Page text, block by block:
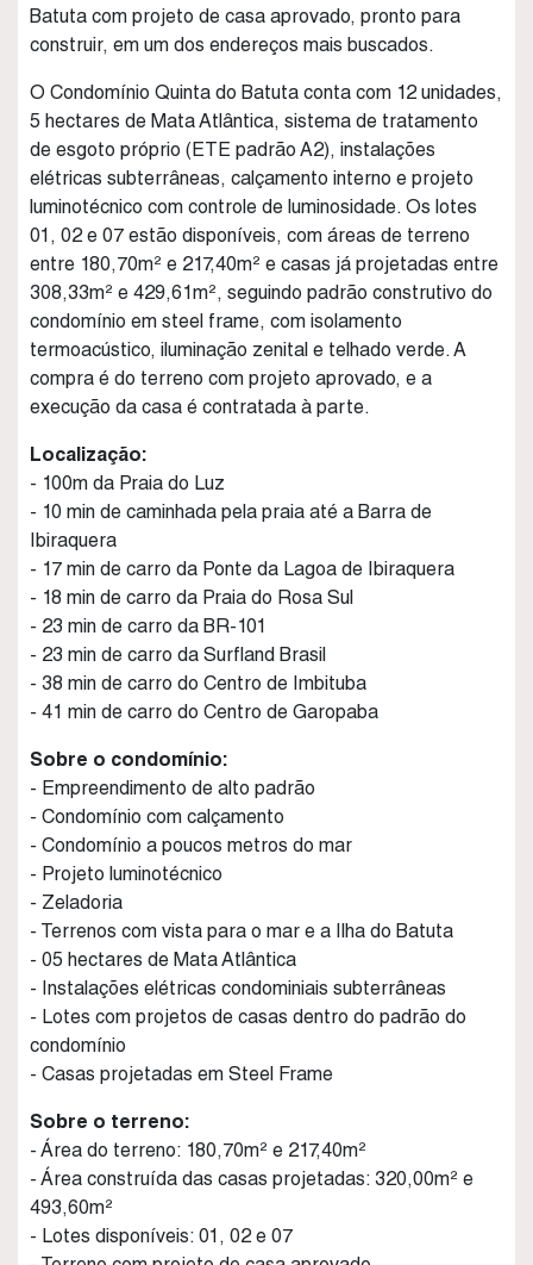
Batuta com projeto de casa aprovado, pronto para
construir, em um dos endereços mais buscados.
O Condomínio Quinta do Batuta conta com 12 unidades,
5 hectares de Mata Atlântica, sistema de tratamento
de esgoto próprio (ETE padrão A2), instalações
elétricas subterrâneas, calçamento interno e projeto
luminotécnico com controle de luminosidade. Os lotes
01, 02 e 07 estão disponíveis, com áreas de terreno
entre 180,70m² e 217,40m² e casas já projetadas entre
308,33m² e 429,61m², seguindo padrão construtivo do
condomínio em steel frame, com isolamento
termoacústico, iluminação zenital e telhado verde. A
compra é do terreno com projeto aprovado, e a
execução da casa é contratada à parte.
Localização:
- 100m da Praia do Luz
- 10 min de caminhada pela praia até a Barra de
Ibiraquera
- 17 min de carro da Ponte da Lagoa de Ibiraquera
- 18 min de carro da Praia do Rosa Sul
- 23 min de carro da BR-101
- 23 min de carro da Surfland Brasil
- 38 min de carro do Centro de Imbituba
- 41 min de carro do Centro de Garopaba
Sobre o condomínio:
- Empreendimento de alto padrão
- Condomínio com calçamento
- Condomínio a poucos metros do mar
- Projeto luminotécnico
- Zeladoria
- Terrenos com vista para o mar e a Ilha do Batuta
- 05 hectares de Mata Atlântica
- Instalações elétricas condominiais subterrâneas
- Lotes com projetos de casas dentro do padrão do
condomínio
- Casas projetadas em Steel Frame
Sobre o terreno:
- Área do terreno: 180,70m² e 217,40m²
- Área construída das casas projetadas: 320,00m² e
493,60m²
- Lotes disponíveis: 01, 02 e 07